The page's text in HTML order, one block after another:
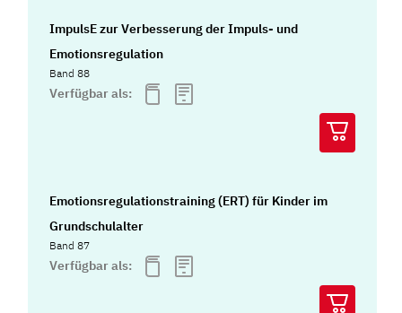
ImpulsE zur Verbesserung der Impuls- und
Emotionsregulation
Band 88
Verfügbar als:
Emotionsregulationstraining (ERT) für Kinder im
Grundschulalter
Band 87
Verfügbar als: